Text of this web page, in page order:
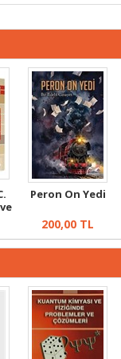
Peron On Yedi
200,00 TL